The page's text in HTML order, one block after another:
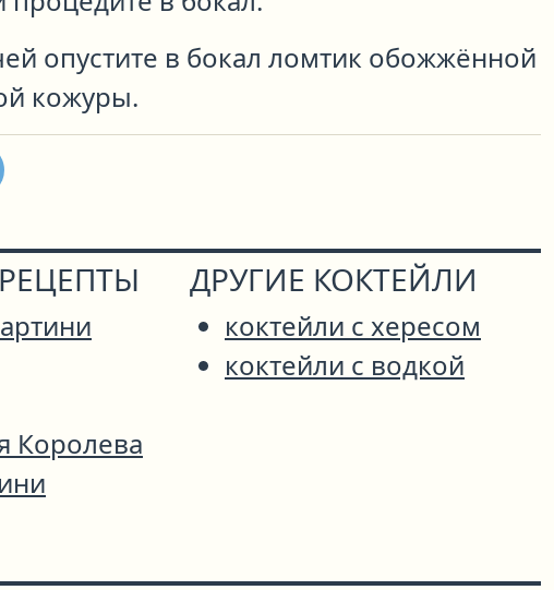
опустите в бокал ломтик обожжённой
кожуры.
Королева
ДРУГИЕ КОКТЕЙЛИ
коктейли с хересом
коктейли с водкой